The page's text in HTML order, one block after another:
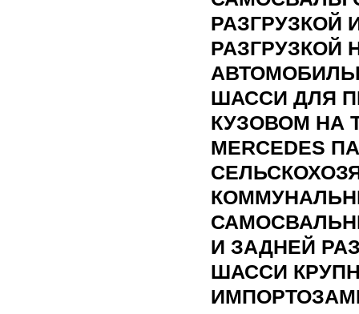
РАЗГРУЗКОЙ
РАЗГРУЗКОЙ
ШАССИ ДЛЯ
КУЗОВОМ НА
MERCEDES
И ЗАДНЕЙ
ШАССИ